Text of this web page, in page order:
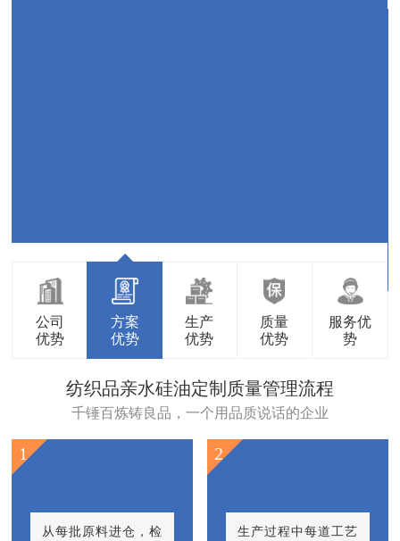
公司
优势
方案
优势
生产
优势
质量
优势
服务优
势
纺织品亲水硅油定制质量管理流程
千锤百炼铸良品，一个用品质说话的企业
从每批原料进仓，检
1
生产过程中每道工艺
2